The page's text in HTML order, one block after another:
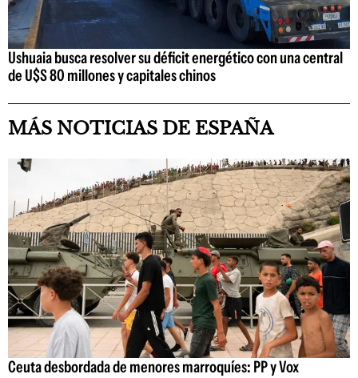
Ushuaia busca resolver su déficit energético con una central
de U$S 80 millones y capitales chinos
MÁS NOTICIAS DE ESPAÑA
Ceuta desbordada de menores marroquíes: PP y Vox